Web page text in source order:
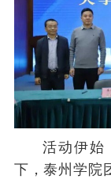
活动伊始
下，泰州学院